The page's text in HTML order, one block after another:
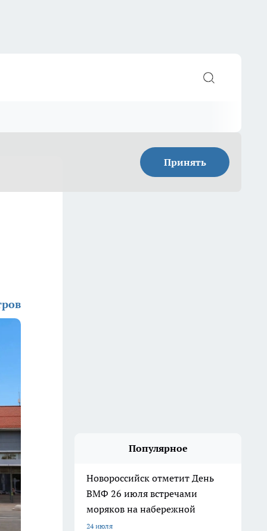
Принять
Популярное
Новороссийск отметит День
ВМФ 26 июля встречами
моряков на набережной
24 июля